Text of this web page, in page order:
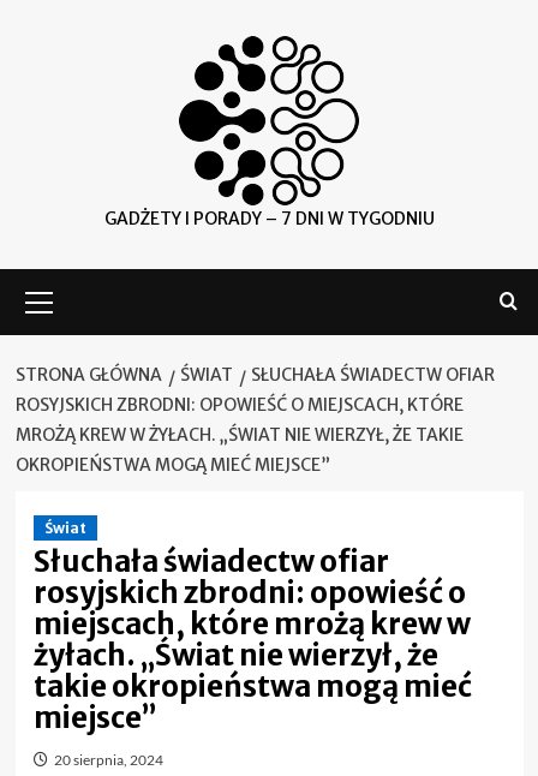
GADŻETY I PORADY – 7 DNI W TYGODNIU
główne
STRONA GŁÓWNA ŚWIAT
SŁUCHAŁA ŚWIADECTW OFIAR
ROSYJSKICH ZBRODNI: OPOWIEŚĆ O MIEJSCACH, KTÓRE
MROŻĄ KREW W ŻYŁACH. „ŚWIAT NIE WIERZYŁ, ŻE TAKIE
OKROPIEŃSTWA MOGĄ MIEĆ MIEJSCE”
Świat
Słuchała świadectw ofiar
rosyjskich zbrodni: opowieść o
miejscach, które mrożą krew w
żyłach. „Świat nie wierzył, że
takie okropieństwa mogą mieć
miejsce”
20 sierpnia, 2024